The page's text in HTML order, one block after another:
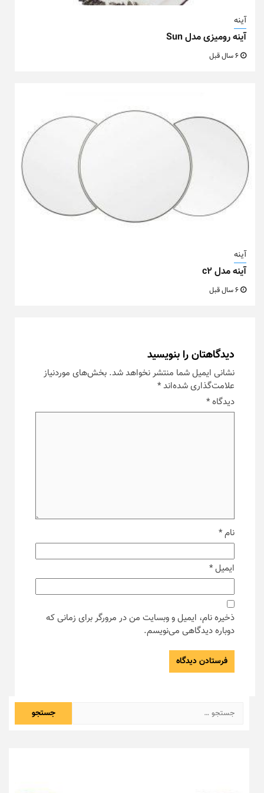
آینه
آینه رومیزی مدل Sun
آینه
آینه مدل c2
دیدگاهتان را بنویسید
نشانی ایمیل شما منتشر نخواهد شد. بخش‌های موردنیاز
علامت‌گذاری شده‌اند*
دیدگاه*
نام*
ایمیل*
ذخیره نام، ایمیل و وبسایت من در مرورگر برای زمانی که
دوباره دیدگاهی می‌نویسم.
جستجو
برای: